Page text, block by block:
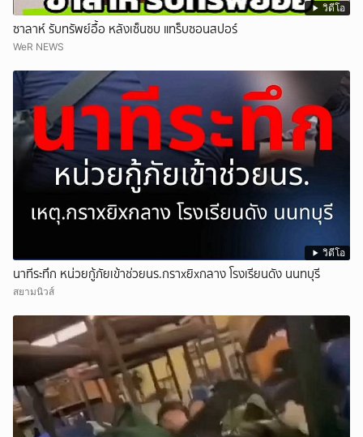
วิดีโอ
ซาลาห์ รับทรัพย์อื้อ หลังเซ็นซบ แทร็บซอนสปอร์
WeR NEWS
วิดีโอ
นาทีระทึก หน่วยกู้ภัยเข้าช่วยนร.กราxยิxกลาง โรงเรียนดัง นนทบุรี
สยามนิวส์